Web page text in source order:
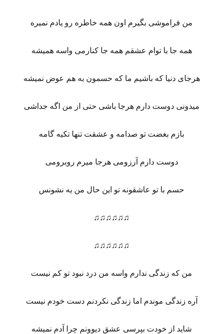
من فراموشی بگیرم اون همه خاطره رو یادم نمیره
همه جا با توام عشقم همه جا کنارمی واسه همیشه
هرجای دنیا که باشیم ما که حسمون به هم عوض نمیشه
میدونی دوست دارم هرجا باشی حتی از من اگه جداشی
بازم بغضت تو صدامه و عشقت تنها تکیه گامه
دوست دارم آرزومی هرجا میرم روبرومی
حسم با تو عاشقونه تو این حال من یه نشونس
♫♫♫♫♫♫
♫♫♫♫♫♫
من که زندگی ندارم واسه من درد نبود تو کم نیست
آره زندگی موندم اما زندگی نکردنم دست خودم نیست
شاید از خودت بپرسی عشق دیوونم چرا آدم نمیشه